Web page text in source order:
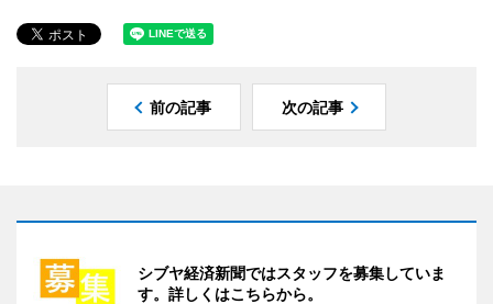
前の記事 次の記事
シブヤ経済新聞ではスタッフを募集していま
す。詳しくはこちらから。